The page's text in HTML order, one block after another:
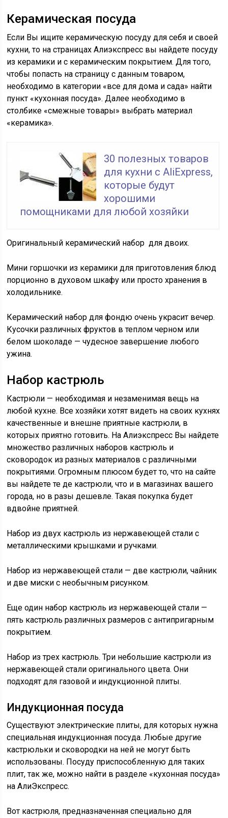
Керамическая посуда
Если Вы ищите керамическую посуду для себя и своей
кухни, то на страницах Алиэкспресс вы найдете посуду
из керамики и с керамическим покрытием. Для того,
чтобы попасть на страницу с данным товаром,
необходимо в категории «все для дома и сада» найти
пункт «кухонная посуда». Далее необходимо в
столбике «смежные товары» выбрать материал
«керамика».
30 полезных товаров
для кухни с AliExpress,
которые будут
хорошими
помощниками для любой хозяйки
Оригинальный керамический набор для двоих.
Мини горшочки из керамики для приготовления блюд
порционно в духовом шкафу или просто хранения в
холодильнике.
Керамический набор для фондю очень украсит вечер.
Кусочки различных фруктов в теплом черном или
белом шоколаде — чудесное завершение любого
ужина.
Набор кастрюль
Кастрюли — необходимая и незаменимая вещь на
любой кухне. Все хозяйки хотят видеть на своих кухнях
качественные и внешне приятные кастрюли, в
которых приятно готовить. На Алиэкспресс Вы найдете
множество различных наборов кастрюль и
сковородок из разных материалов с различными
покрытиями. Огромным плюсом будет то, что на сайте
вы найдете те де кастрюли, что и в магазинах вашего
города, но в разы дешевле. Такая покупка будет
вдвойне приятней.
Набор из двух кастрюль из нержавеющей стали с
металлическими крышками и ручками.
Набор из нержавеющей стали — две кастрюли, чайник
и две миски с необычным рисунком.
Еще один набор кастрюль из нержавеющей стали —
пять кастрюль различных размеров с антипригарным
покрытием.
Набор из трех кастрюль. Три небольшие кастрюли из
нержавеющей стали оригинального цвета. Они
подходят для газовой и индукционной плиты.
Индукционная посуда
Существуют электрические плиты, для которых нужна
специальная индукционная посуда. Любые другие
кастрюльки и сковородки на ней не могут быть
использованы. Посуду приспособленную для таких
плит, так же, можно найти в разделе «кухонная посуда»
на АлиЭкспресс.
Вот кастрюля, предназначенная специально для